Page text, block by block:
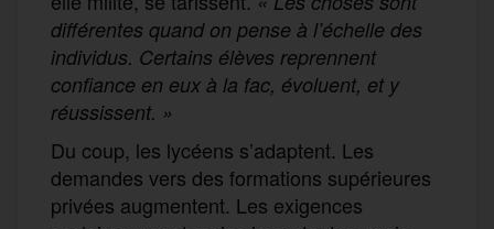
différentes quand on pense à l’échelle des
individus. Certains élèves reprennent
confiance en eux à la fac, évoluent, et y
réussissent. »
Du coup, les lycéens s’adaptent. Les
demandes vers des formations supérieures
privées augmentent. Les exigences